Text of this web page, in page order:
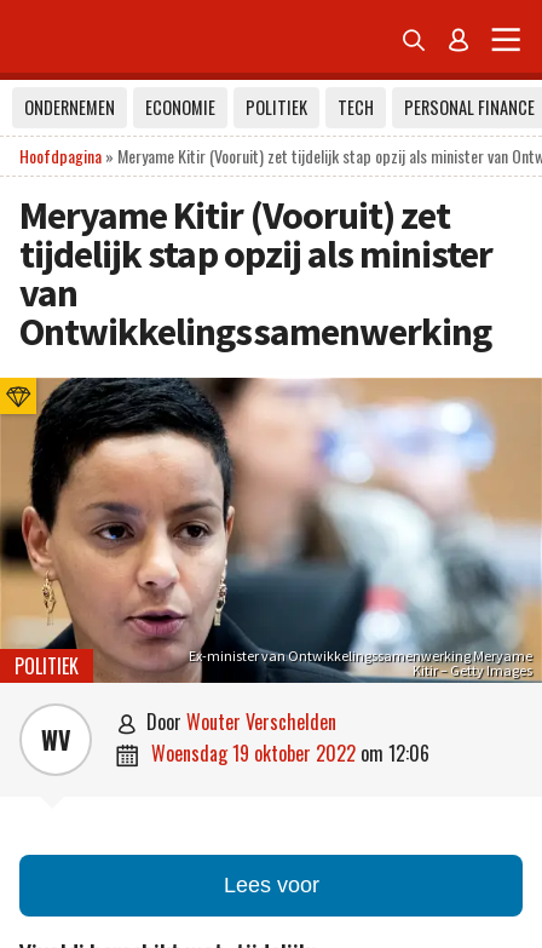
 
ONDERNEMEN ECONOMIE POLITIEK TECH
PERSONAL FINANCE
Hoofdpagina» Meryame Kitir (Vooruit) zet tijdelijk stap opzij als minister van
Meryame Kitir (Vooruit) zet
tijdelijk stap opzij als minister
van
Ontwikkelingssamenwerking
Ex-minister van Ontwikkelingssamenwerking Meryame
Kitir – Getty Images
POLITIEK
WV  door Wouter Verschelden
 woensdag 19 oktober 2022 om 12:06
Lees voor